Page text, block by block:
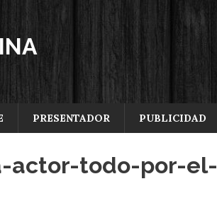
PRESENTADOR PUBLICIDAD
actor-todo-por-el-